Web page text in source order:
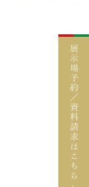
展
示
場
予
約
／
資
料
請
求
は
こ
ち
ら